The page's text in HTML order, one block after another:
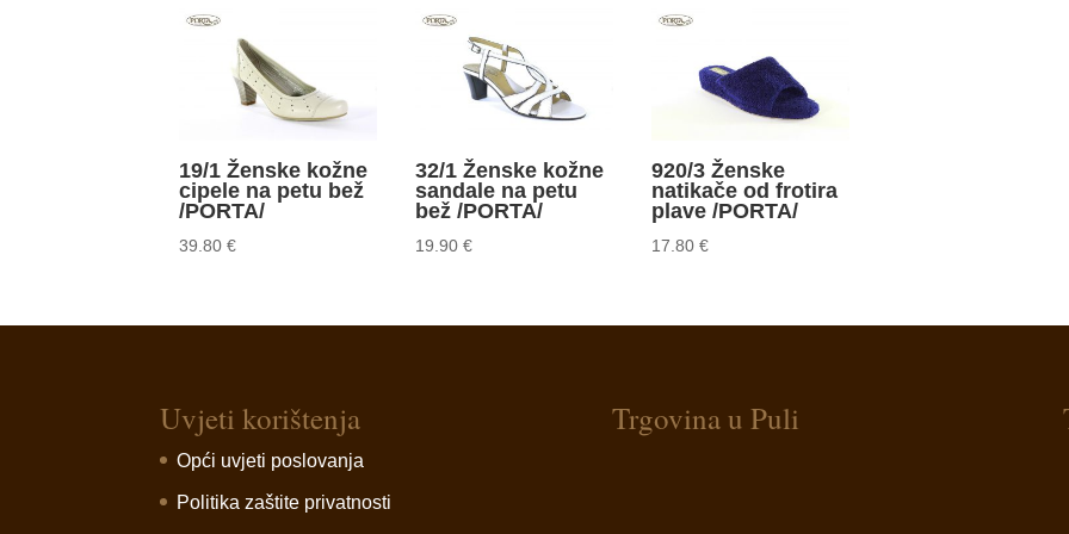
19/1 Ženske kožne
cipele na petu bež
/PORTA/
39.80€
32/1 Ženske kožne
sandale na petu
bež /PORTA/
19.90€
920/3 Ženske
natikače od frotira
plave /PORTA/
17.80€
Uvjeti korištenja
Opći uvjeti poslovanja
Politika zaštite privatnosti
Trgovina u Puli